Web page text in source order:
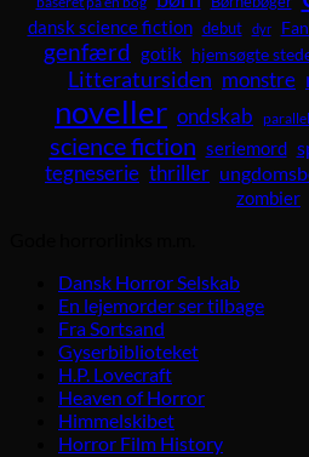
dansk science fiction debut dyr
genfærd gotik hjemsøgte
Litteratursiden monstre
noveller ondskab
science fiction seriemord
tegneserie thriller
zombier
Dansk Horror Selskab
En lejemorder ser tilbage
Fra Sortsand
Gyserbiblioteket
H.P. Lovecraft
Heaven of Horror
Himmelskibet
Horror Film History